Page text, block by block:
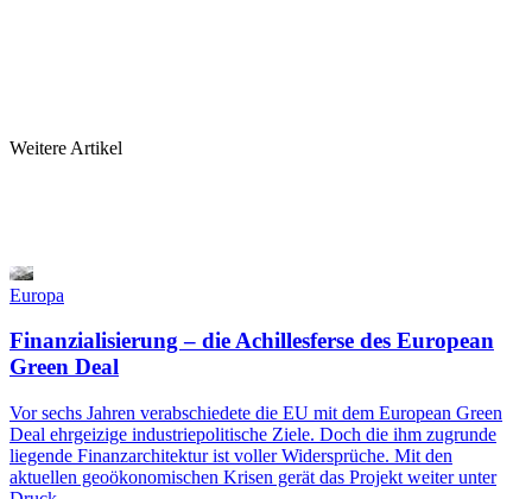
Weitere Artikel
Europa
Finanzialisierung – die Achillesferse des European
Green Deal
Vor sechs Jahren verabschiedete die EU mit dem European Green
Deal ehrgeizige industriepolitische Ziele. Doch die ihm zugrunde
liegende Finanzarchitektur ist voller Widersprüche. Mit den
aktuellen geoökonomischen Krisen gerät das Projekt weiter unter